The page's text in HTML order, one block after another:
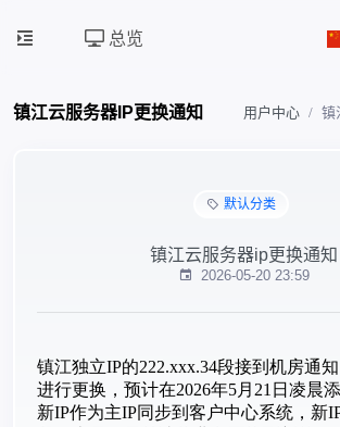
总览
镇江云服务器IP更换通知 用户中心 镇
默认分类
镇江云服务器ip更换通知
2026-05-20 23:59